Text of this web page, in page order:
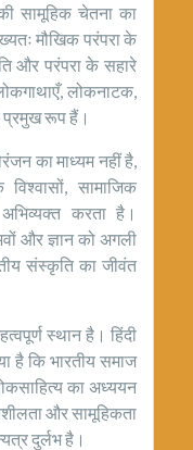
सामूहिक चेतना का
मौखिक परंपरा के
और परंपरा के सहारे
लोकनाटक,
प्रमुख रूप हैं।
का माध्यम नहीं है,
सामाजिक
करता है।
और ज्ञान को अगली
संस्कृति का जीवंत
स्थान है। हिंदी
है कि भारतीय समाज
का अध्ययन
और सामूहिकता
दुर्लभ है।